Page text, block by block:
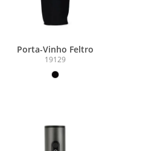
Porta-Vinho Feltro
19129